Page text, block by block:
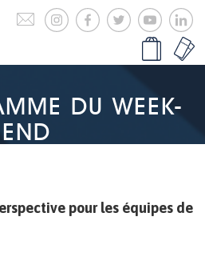
DU WEEK-
END
pour les équipes de